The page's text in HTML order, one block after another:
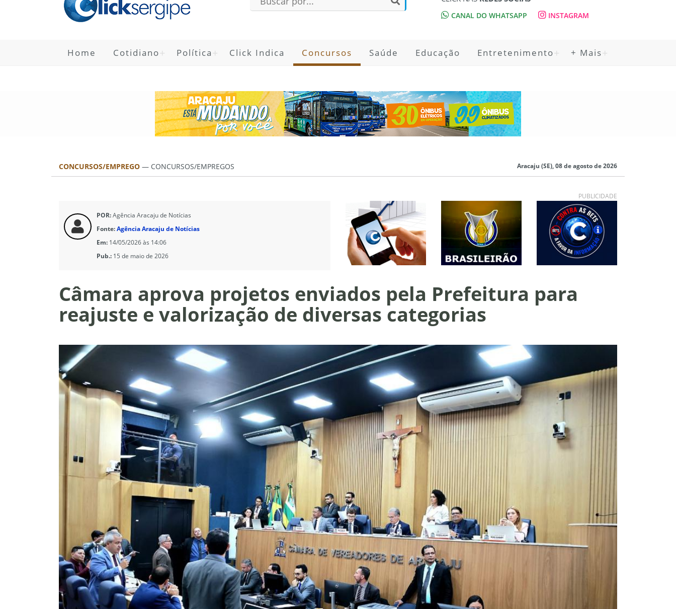
CANAL DO WHATSAPP INSTAGRAM
Home Cotidiano Política Click Indica Concursos Saúde Educação Entretenimento + Mais
CONCURSOS/EMPREGO — CONCURSOS/EMPREGOS Aracaju (SE), 08 de agosto de 2026
PUBLICIDADE
POR:Agência Aracaju de Notícias
Fonte:Agência Aracaju de Notícias
Em: 14/05/2026 às 14:06
Pub.: 15 de maio de 2026
Câmara aprova projetos enviados pela Prefeitura para
reajuste e valorização de diversas categorias